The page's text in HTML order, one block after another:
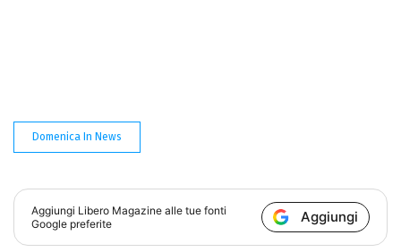
Domenica In News
Aggiungi Libero Magazine alle tue fonti
Google preferite
Aggiungi